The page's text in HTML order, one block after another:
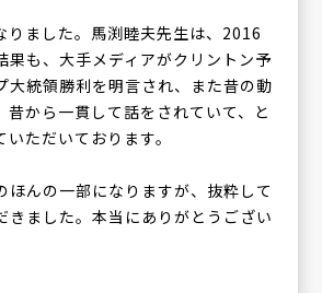
りました。馬渕睦夫先生は、2016
果も、大手メディアがクリントン予
大統領勝利を明言され、また昔の動
昔から一貫して話をされていて、と
ただいております。
んの一部になりますが、抜粋して
きました。本当にありがとうござい